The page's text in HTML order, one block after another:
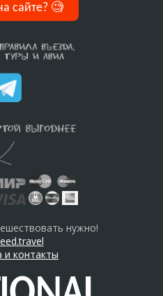
сайте? 🧐
нужно!
и контакты